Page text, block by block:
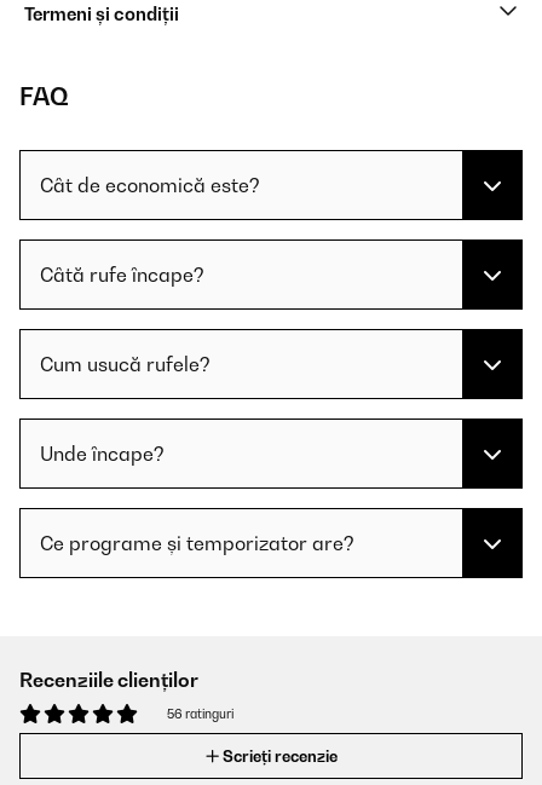
Termeni și condiții
FAQ
Cât de economică este?
Câtă rufe încape?
Cum usucă rufele?
Unde încape?
Ce programe și temporizator are?
Recenziile clienților
56 ratinguri
Scrieți recenzie